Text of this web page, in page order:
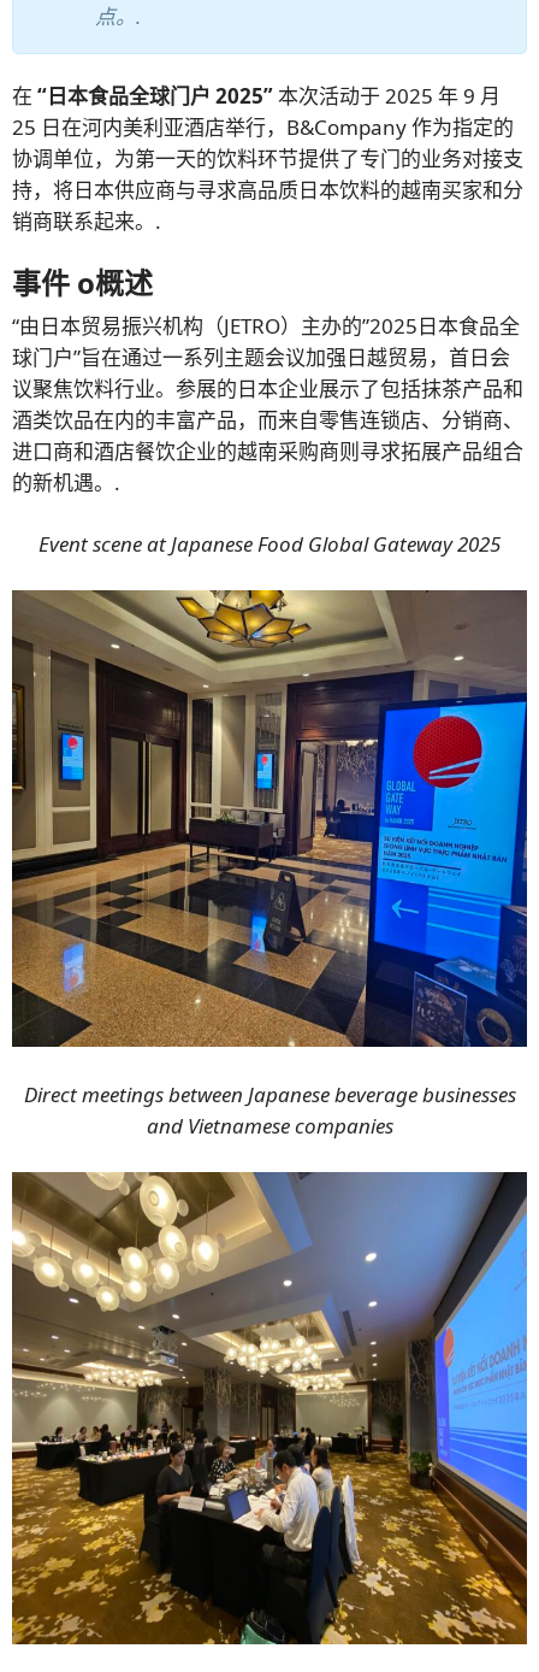
点。.
在 “日本食品全球门户 2025”本次活动于 2025 年 9 月
25 日在河内美利亚酒店举行，B&Company 作为指定的
协调单位，为第一天的饮料环节提供了专门的业务对接支
持，将日本供应商与寻求高品质日本饮料的越南买家和分
销商联系起来。.
事件 o概述
“由日本贸易振兴机构（JETRO）主办的”2025日本食品全
球门户”旨在通过一系列主题会议加强日越贸易，首日会
议聚焦饮料行业。参展的日本企业展示了包括抹茶产品和
酒类饮品在内的丰富产品，而来自零售连锁店、分销商、
进口商和酒店餐饮企业的越南采购商则寻求拓展产品组合
的新机遇。.
Event scene at Japanese Food Global Gateway 2025
Direct meetings between Japanese beverage businesses
and Vietnamese companies